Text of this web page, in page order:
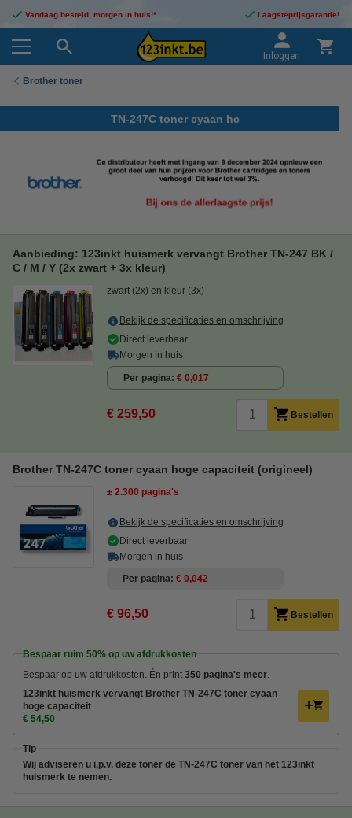
Vandaag besteld, morgen in huis!* Laagsteprijsgarantie!
Inloggen
Brother toner
TN-247C toner cyaan hc
Aanbieding: 123inkt huismerk vervangt Brother TN-247 BK /
C / M / Y (2x zwart + 3x kleur)
zwart (2x) en kleur (3x)
Bekijk de specificaties en omschrijving
Direct leverbaar
Morgen in huis
Per pagina € 0,017
€ 259,50 Bestellen
Brother TN-247C toner cyaan hoge capaciteit (origineel)
± 2.300 pagina's
Bekijk de specificaties en omschrijving
Direct leverbaar
Morgen in huis
Per pagina € 0,042
€ 96,50 Bestellen
Bespaar ruim 50% op uw afdrukkosten
Bespaar op uw afdrukkosten. Én print 350 pagina's meer
123inkt huismerk vervangt Brother TN-247C toner cyaan
hoge capaciteit
€ 54,50
Tip
Wij adviseren u i.p.v. deze toner de TN-247C toner van het 123inkt
huismerk te nemen.